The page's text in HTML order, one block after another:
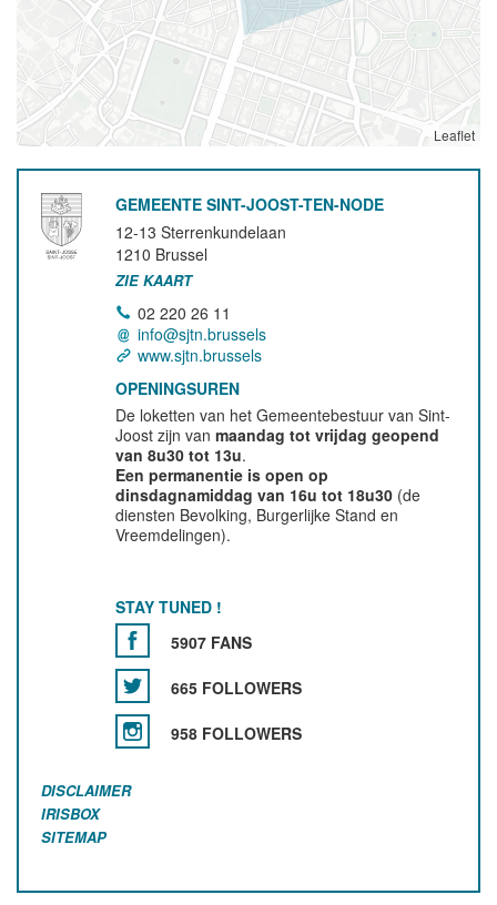
Leaflet
GEMEENTE SINT-JOOST-TEN-NODE
12-13 Sterrenkundelaan
1210 Brussel
ZIE KAART
02 220 26 11
info@sjtn.brussels
www.sjtn.brussels
OPENINGSUREN
De loketten van het Gemeentebestuur van Sint-
Joost zijn vanmaandag tot vrijdag geopend
van 8u30 tot 13u.
Een permanentie is open op
dinsdagnamiddag van 16u tot 18u30 (de
diensten Bevolking, Burgerlijke Stand en
Vreemdelingen).
STAY TUNED !
5907 FANS
665 FOLLOWERS
958 FOLLOWERS
DISCLAIMER
IRISBOX
SITEMAP